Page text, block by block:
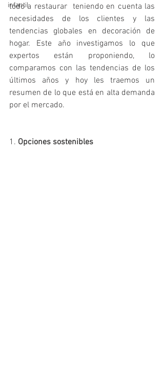
infantil
todo a restaurar  teniendo en cuenta las
necesidades de los clientes y las
tendencias globales en decoración de
hogar. Este año investigamos lo que
expertos están proponiendo, lo
comparamos con las tendencias de los
últimos años y hoy les traemos un
resumen de lo que está en alta demanda
por el mercado.
1. Opciones sostenibles